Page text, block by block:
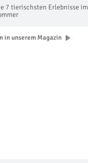
7 tierischsten Erlebnisse im
in unserem Magazin